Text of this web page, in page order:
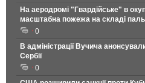
На аеродромі "Гвардійське" в
масштабна пожежа на складі
0
В адміністрації Вучича
Сербії
0